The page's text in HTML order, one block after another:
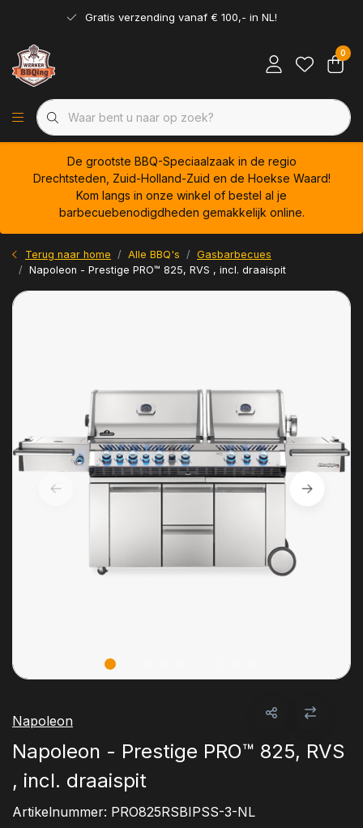
Gratis verzending vanaf € 100,- in NL!
0
De grootste BBQ-Speciaalzaak in de regio
Drechtsteden, Zuid-Holland-Zuid en de Hoekse Waard!
Kom langs in onze winkel of bestel al je
barbecuebenodigdheden gemakkelijk online.
Terug naar home Alle BBQ's
Gasbarbecues
Napoleon - Prestige PRO™ 825, RVS , incl. draaispit
Napoleon
Napoleon - Prestige PRO™ 825, RVS
, incl. draaispit
Artikelnummer: PRO825RSBIPSS-3-NL